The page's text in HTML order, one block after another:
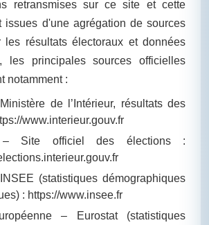
retransmises sur ce site et cette
issues d'une agrégation de sources
les résultats électoraux et données
les principales sources officielles
notamment :
de l’Intérieur, résultats des
www.interieur.gouv.fr
Site officiel des élections :
(statistiques démographiques
: https://www.insee.fr
– Eurostat (statistiques